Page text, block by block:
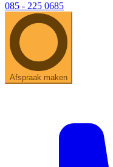
085 - 225 0685
Afspraak maken